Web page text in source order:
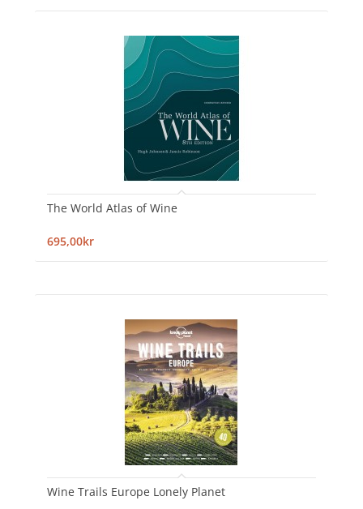
The World Atlas of Wine
695,00kr
Wine Trails Europe Lonely Planet